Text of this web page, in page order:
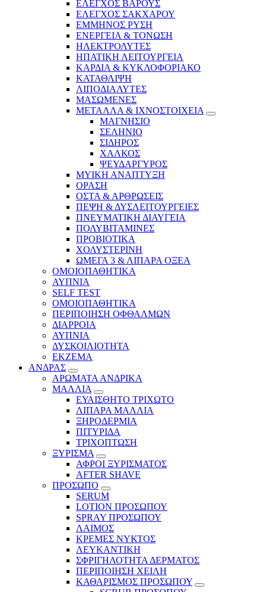
ΕΛΕΓΧΟΣ ΒΑΡΟΥΣ
ΕΛΕΓΧΟΣ ΣΑΚΧΑΡΟΥ
ΕΜΜΗΝΟΣ ΡΥΣΗ
ΕΝΕΡΓΕΙΑ & ΤΟΝΩΣΗ
ΗΛΕΚΤΡΟΛΥΤΕΣ
ΗΠΑΤΙΚΗ ΛΕΙΤΟΥΡΓΕΙΑ
ΚΑΡΔΙΑ & ΚΥΚΛΟΦΟΡΙΑΚΟ
ΚΑΤΑΘΛΙΨΗ
ΛΙΠΟΔΙΑΛΥΤΕΣ
ΜΑΣΩΜΕΝΕΣ
ΜΕΤΑΛΛΑ & ΙΧΝΟΣΤΟΙΧΕΙΑ
ΜΑΓΝΗΣΙΟ
ΣΕΛΗΝΙΟ
ΣΙΔΗΡΟΣ
ΧΑΛΚΟΣ
ΨΕΥΔΑΡΓΥΡΟΣ
ΜΥΙΚΗ ΑΝΑΠΤΥΞΗ
ΟΡΑΣΗ
ΟΣΤΑ & ΑΡΘΡΩΣΕΙΣ
ΠΕΨΗ & ΔΥΣΛΕΙΤΟΥΡΓΕΙΕΣ
ΠΝΕΥΜΑΤΙΚΗ ΔΙΑΥΓΕΙΑ
ΠΟΛΥΒΙΤΑΜΙΝΕΣ
ΠΡΟΒΙΟΤΙΚΑ
ΧΟΛΥΣΤΕΡΙΝΗ
ΩΜΕΓΑ 3 & ΛΙΠΑΡΑ ΟΞΕΑ
ΟΜΟΙΟΠΑΘΗΤΙΚΑ
ΑΥΠΝΙΑ
SELF TEST
ΟΜΟΙΟΠΑΘΗΤΙΚΑ
ΠΕΡΙΠΟΙΗΣΗ ΟΦΘΑΛΜΩΝ
ΔΙΑΡΡΟΙΑ
ΑΥΠΝΙΑ
ΔΥΣΚΟΙΛΙΟΤΗΤΑ
ΕΚΖΕΜΑ
ΑΝΔΡΑΣ
ΑΡΩΜΑΤΑ ΑΝΔΡΙΚΑ
ΜΑΛΛΙΑ
ΕΥΑΙΣΘΗΤΟ ΤΡΙΧΩΤΟ
ΛΙΠΑΡΑ ΜΑΛΛΙΑ
ΞΗΡΟΔΕΡΜΙΑ
ΠΙΤΥΡΙΔΑ
ΤΡΙΧΟΠΤΩΣΗ
ΞΥΡΙΣΜΑ
ΑΦΡΟΙ ΞΥΡΙΣΜΑΤΟΣ
AFTER SHAVE
ΠΡΟΣΩΠΟ
SERUM
LOTION ΠΡΟΣΩΠΟΥ
SPRAY ΠΡΟΣΩΠΟΥ
ΛΑΙΜΟΣ
ΚΡΕΜΕΣ ΝΥΚΤΟΣ
ΛΕΥΚΑΝΤΙΚΗ
ΣΦΡΙΓΗΛΟΤΗΤΑ ΔΕΡΜΑΤΟΣ
ΠΕΡΙΠΟΙΗΣΗ ΧΕΙΛΗ
ΚΑΘΑΡΙΣΜΟΣ ΠΡΟΣΩΠΟΥ